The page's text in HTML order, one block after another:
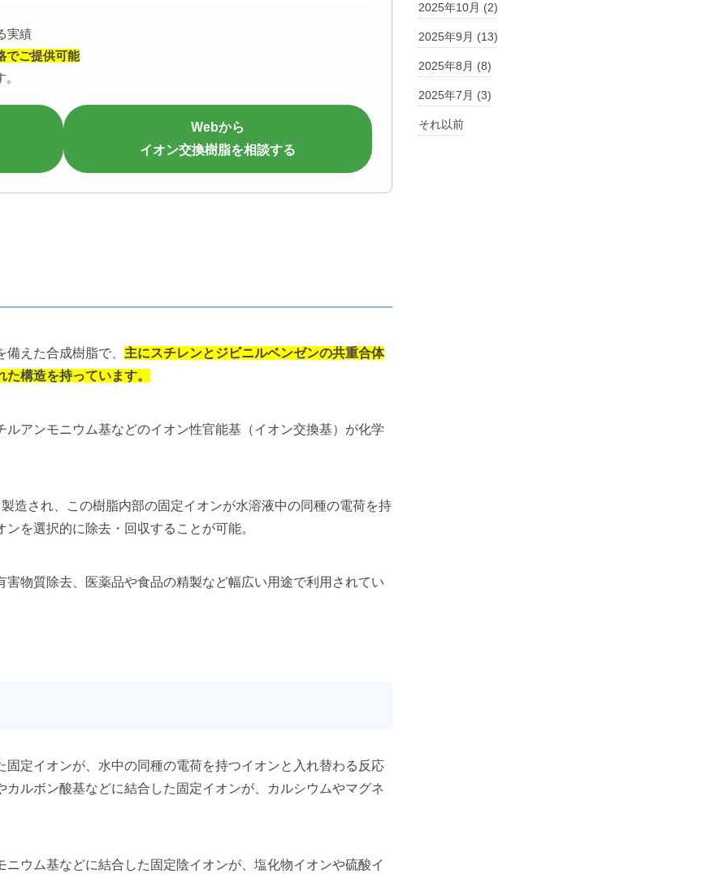
実績
でご提供可能
Webから
イオン交換樹脂を相談する
えた合成樹脂で、 主にスチレンとジビニルベンゼンの共重合体
構造を持っています。
アンモニウム基などのイオン性官能基（イオン交換基）が化学
造され、この樹脂内部の固定イオンが水溶液中の同種の電荷を持
を選択的に除去・回収することが可能。
物質除去、医薬品や食品の精製など幅広い用途で利用されてい
定イオンが、水中の同種の電荷を持つイオンと入れ替わる反応
ルボン酸基などに結合した固定イオンが、カルシウムやマグネ
ウム基などに結合した固定陰イオンが、塩化物イオンや硫酸イ
2025年10月 (2)
2025年9月 (13)
2025年8月 (8)
2025年7月 (3)
それ以前